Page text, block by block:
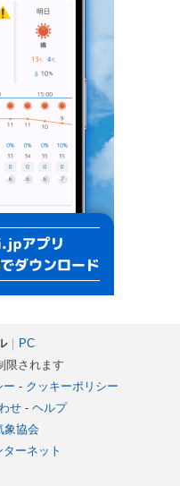
｜ PC
限されます
ー - クッキーポリシー
せ- ヘルプ
象協会
ーネット